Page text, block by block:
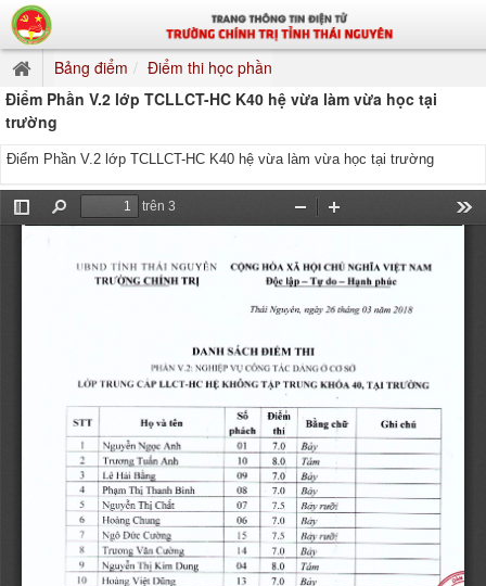
Bảng điểm
Điểm thi học phần
Điểm Phần V.2 lớp TCLLCT-HC K40 hệ vừa làm vừa học tại
trường
Điểm Phần V.2 lớp TCLLCT-HC K40 hệ vừa làm vừa học tại trường